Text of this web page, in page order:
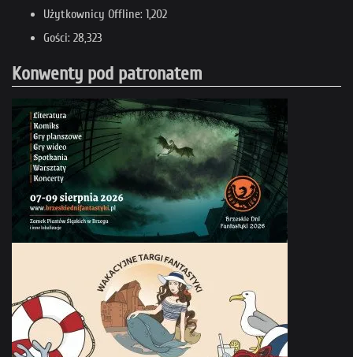
Użytkownicy Offline: 1,202
Gości: 28,323
Konwenty pod patronatem